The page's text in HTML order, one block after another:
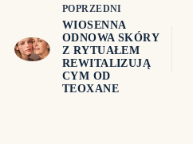
POPRZEDNI
WIOSENNA
ODNOWA SKÓRY
Z RYTUAŁEM
REWITALIZUJĄ
CYM OD
TEOXANE